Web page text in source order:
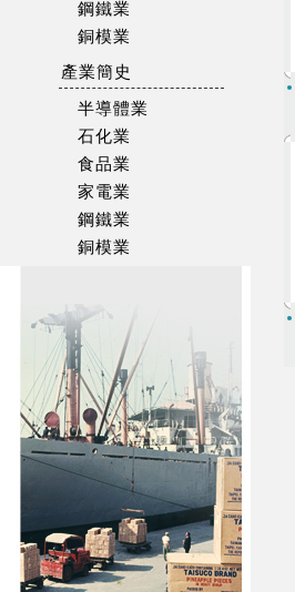
鋼鐵業
銅模業
產業簡史
半導體業
石化業
食品業
家電業
鋼鐵業
銅模業